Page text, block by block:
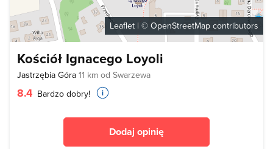
Leaflet | © OpenStreetMap contributors
Kościół Ignacego Loyoli
Jastrzębia Góra 11 km od Swarzewa
8.4 Bardzo dobry!
Dodaj opinię